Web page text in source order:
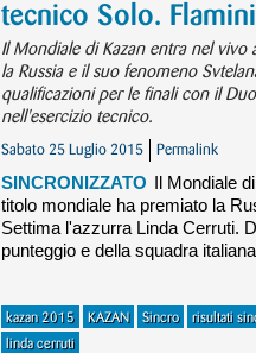
tecnico Solo.
Il Mondiale di Kazan entra nel
la Russia e il suo fenomeno
qualificazioni per le finali con il
nell'esercizio tecnico.
Sabato 25 Luglio 2015 Permalink
SINCRONIZZATO Il Mondiale
titolo mondiale ha premiato la
Settima l'azzurra Linda Cerruti.
punteggio e della squadra
kazan 2015 KAZAN Sincro risultati
linda cerruti